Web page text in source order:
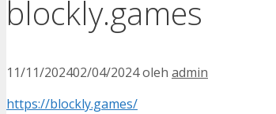
blockly.games
11/11/202402/04/2024oleh admin
https://blockly.games/